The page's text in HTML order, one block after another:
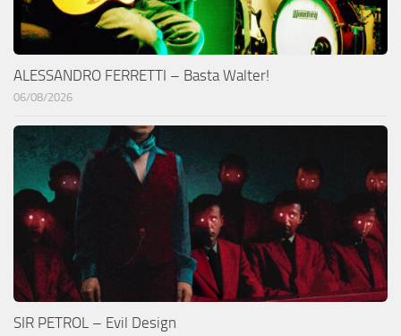
ALESSANDRO FERRETTI – Basta Walter!
06/08/2026
SIR PETROL – Evil Design